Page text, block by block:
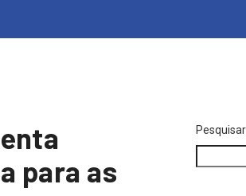
para as
Pesquisar